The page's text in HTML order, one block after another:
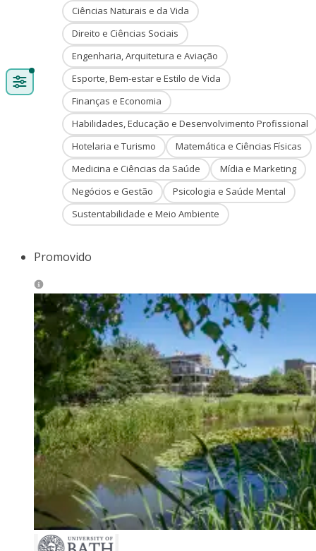
Ciências Naturais e da Vida
Direito e Ciências Sociais
Engenharia, Arquitetura e Aviação
Esporte, Bem-estar e Estilo de Vida
Finanças e Economia
Habilidades, Educação e Desenvolvimento Profissional
Hotelaria e Turismo
Matemática e Ciências Físicas
Medicina e Ciências da Saúde
Mídia e Marketing
Negócios e Gestão
Psicologia e Saúde Mental
Sustentabilidade e Meio Ambiente
Promovido